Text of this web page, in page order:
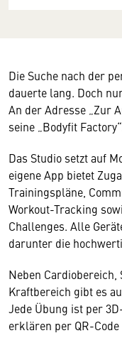
Die Suche nach der
dauerte lang. Doch
An der Adresse „Zur
seine „Bodyfit
Das Studio setzt auf
eigene App bietet
Trainingspläne,
Workout-Tracking
Challenges. Alle
darunter die
Neben
Kraftbereich gibt es
Jede Übung ist per
erklären per QR-